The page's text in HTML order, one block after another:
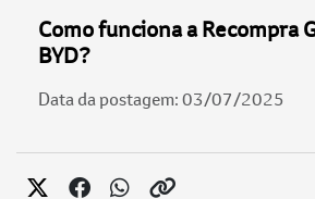
Como funciona a Recompra
BYD?
Data da postagem: 03/07/2025